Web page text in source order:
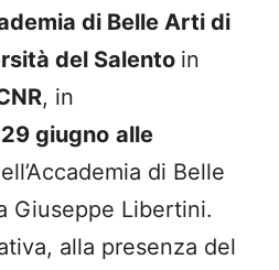
di Belle Arti di
del Salento in
, in
giugno alle
di Belle
Giuseppe Libertini.
alla presenza del